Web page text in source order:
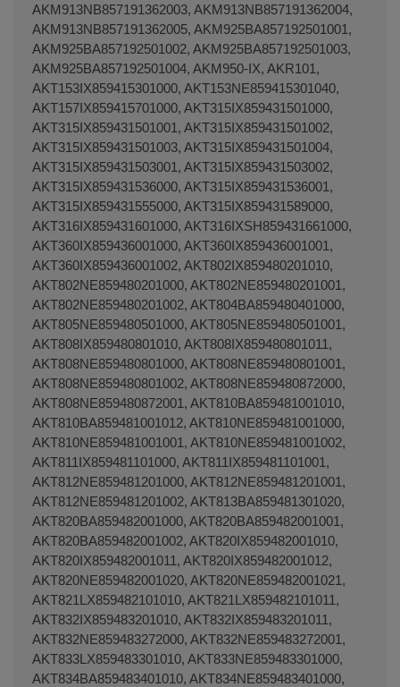
AKM913NB857191362003, AKM913NB857191362004,
AKM913NB857191362005, AKM925BA857192501001,
AKM925BA857192501002, AKM925BA857192501003,
AKM925BA857192501004, AKM950-IX, AKR101,
AKT153IX859415301000, AKT153NE859415301040,
AKT157IX859415701000, AKT315IX859431501000,
AKT315IX859431501001, AKT315IX859431501002,
AKT315IX859431501003, AKT315IX859431501004,
AKT315IX859431503001, AKT315IX859431503002,
AKT315IX859431536000, AKT315IX859431536001,
AKT315IX859431555000, AKT315IX859431589000,
AKT316IX859431601000, AKT316IXSH859431661000,
AKT360IX859436001000, AKT360IX859436001001,
AKT360IX859436001002, AKT802IX859480201010,
AKT802NE859480201000, AKT802NE859480201001,
AKT802NE859480201002, AKT804BA859480401000,
AKT805NE859480501000, AKT805NE859480501001,
AKT808IX859480801010, AKT808IX859480801011,
AKT808NE859480801000, AKT808NE859480801001,
AKT808NE859480801002, AKT808NE859480872000,
AKT808NE859480872001, AKT810BA859481001010,
AKT810BA859481001012, AKT810NE859481001000,
AKT810NE859481001001, AKT810NE859481001002,
AKT811IX859481101000, AKT811IX859481101001,
AKT812NE859481201000, AKT812NE859481201001,
AKT812NE859481201002, AKT813BA859481301020,
AKT820BA859482001000, AKT820BA859482001001,
AKT820BA859482001002, AKT820IX859482001010,
AKT820IX859482001011, AKT820IX859482001012,
AKT820NE859482001020, AKT820NE859482001021,
AKT821LX859482101010, AKT821LX859482101011,
AKT832IX859483201010, AKT832IX859483201011,
AKT832NE859483272000, AKT832NE859483272001,
AKT833LX859483301010, AKT833NE859483301000,
AKT834BA859483401010, AKT834NE859483401000,